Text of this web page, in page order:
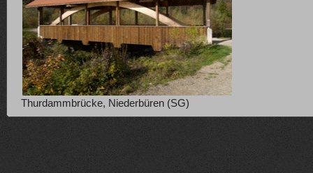
Thurdammbrücke, Niederbüren (SG)